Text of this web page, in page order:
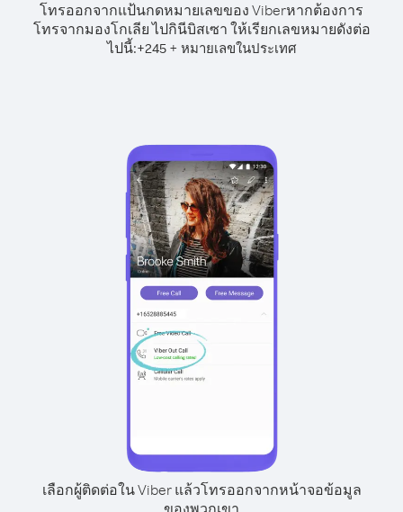
โทรออกจากแป้นกดหมายเลขของ Viberหากต้องการ
โทรจากมองโกเลีย ไปกินีบิสเซา ให้เรียกเลขหมายดังต่อ
ไปนี้:+245+ หมายเลขในประเทศ
เลือกผู้ติดต่อใน Viber แล้วโทรออกจากหน้าจอข้อมูล
ของพวกเขา